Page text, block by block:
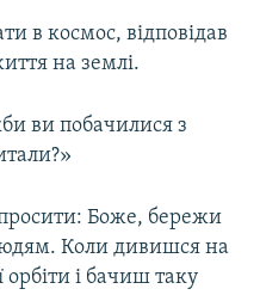
в космос, відповідав
на землі.
ви побачилися з
Боже, бережи
Коли дивишся на
орбіти і бачиш таку